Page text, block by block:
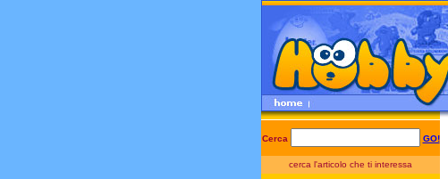
Cerca GO!
cerca l'articolo che ti interessa